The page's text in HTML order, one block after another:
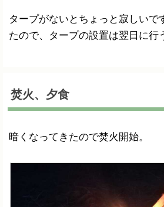
タープがないとちょっと寂しいで
たので、タープの設置は翌日に行
焚火、夕食
暗くなってきたので焚火開始。